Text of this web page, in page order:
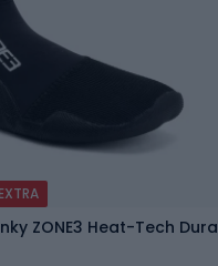
ZONE3 Heat-Tech Dura